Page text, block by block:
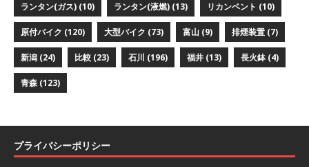
ランタン(ガス) (10) ランタン(液燃) (13) リカンベント (10)
原付バイク (120) 大型バイク (73) 富山 (9) 排煙装置 (7)
新潟 (24) 比較 (23) 石川 (196) 福井 (13) 長火鉢 (4)
青森 (123)
プライバシーポリシー